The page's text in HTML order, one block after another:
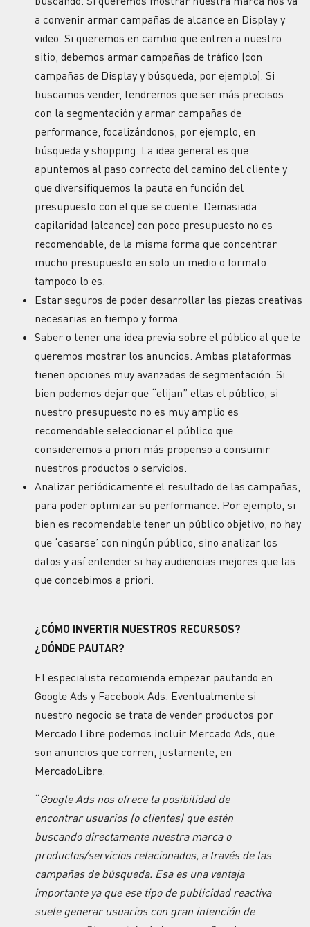
a convenir armar campañas de alcance en Display y
video. Si queremos en cambio que entren a nuestro
sitio, debemos armar campañas de tráfico (con
campañas de Display y búsqueda, por ejemplo). Si
buscamos vender, tendremos que ser más precisos
con la segmentación y armar campañas de
performance, focalizándonos, por ejemplo, en
búsqueda y shopping. La idea general es que
apuntemos al paso correcto del camino del cliente y
que diversifiquemos la pauta en función del
presupuesto con el que se cuente. Demasiada
capilaridad (alcance) con poco presupuesto no es
recomendable, de la misma forma que concentrar
mucho presupuesto en solo un medio o formato
tampoco lo es.
Estar seguros de poder desarrollar las piezas creativas
necesarias en tiempo y forma.
Saber o tener una idea previa sobre el público al que le
queremos mostrar los anuncios. Ambas plataformas
tienen opciones muy avanzadas de segmentación. Si
bien podemos dejar que “elijan” ellas el público, si
nuestro presupuesto no es muy amplio es
recomendable seleccionar el público que
consideremos a priori más propenso a consumir
nuestros productos o servicios.
Analizar periódicamente el resultado de las campañas,
para poder optimizar su performance. Por ejemplo, si
bien es recomendable tener un público objetivo, no hay
que ‘casarse’ con ningún público, sino analizar los
datos y así entender si hay audiencias mejores que las
que concebimos a priori.
¿CÓMO INVERTIR NUESTROS RECURSOS?
¿DÓNDE PAUTAR?
El especialista recomienda empezar pautando en
Google Ads y Facebook Ads. Eventualmente si
nuestro negocio se trata de vender productos por
Mercado Libre podemos incluir Mercado Ads, que
son anuncios que corren, justamente, en
MercadoLibre.
“Google Ads nos ofrece la posibilidad de
encontrar usuarios (o clientes) que estén
buscando directamente nuestra marca o
productos/servicios relacionados, a través de las
campañas de búsqueda. Esa es una ventaja
importante ya que ese tipo de publicidad reactiva
suele generar usuarios con gran intención de